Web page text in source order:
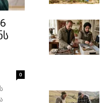
0